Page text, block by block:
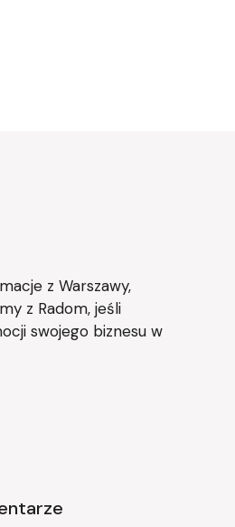
z Warszawy,
z Radom, jeśli
swojego biznesu w